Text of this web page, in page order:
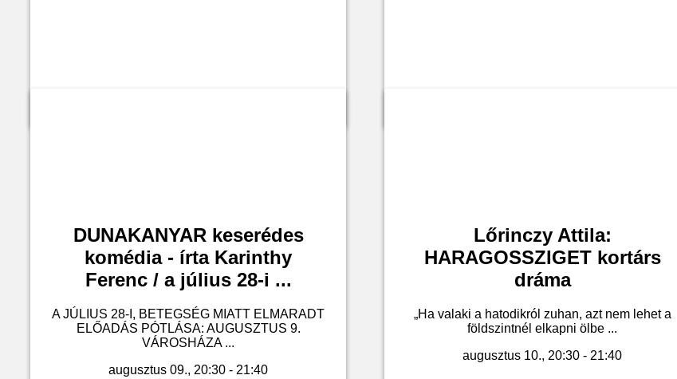
DUNAKANYAR keserédes
komédia - írta Karinthy
Ferenc / a július 28-i ...
A JÚLIUS 28-I, BETEGSÉG MIATT ELMARADT
ELŐADÁS PÓTLÁSA: AUGUSZTUS 9.
VÁROSHÁZA ...
augusztus 09., 20:30 - 21:40
Lőrinczy Attila:
HARAGOSSZIGET kortárs
dráma
„Ha valaki a hatodikról zuhan, azt nem lehet a
földszintnél elkapni ölbe ...
augusztus 10., 20:30 - 21:40